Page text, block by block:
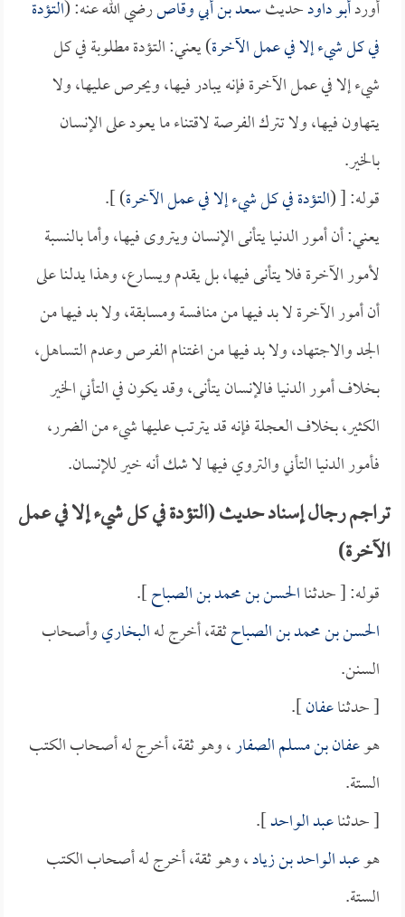
أوردأبو داودحديثسعد بن أبي وقاصرضي الله عنه: (التؤدة
في كل شيء إلا في عمل الآخرة) يعني: التؤدة مطلوبة في كل
شيء إلا في عمل الآخرة فإنه يبادر فيها، ويحرص عليها، ولا
يتهاون فيها، ولا تترك الفرصة لاقتناء ما يعود على الإنسان
بالخير.
قوله: [ (التؤدة في كل شيء إلا في عمل الآخرة) ].
يعني: أن أمور الدنيا يتأنى الإنسان ويتروى فيها، وأما بالنسبة
لأمور الآخرة فلا يتأنى فيها، بل يقدم ويسارع، وهذا يدلنا على
أن أمور الآخرة لا بد فيها من منافسة ومسابقة، ولا بد فيها من
الجد والاجتهاد، ولا بد فيها من اغتنام الفرص وعدم التساهل،
بخلاف أمور الدنيا فالإنسان يتأنى، وقد يكون في التأني الخير
الكثير، بخلاف العجلة فإنه قد يترتب عليها شيء من الضرر،
فأمور الدنيا التأني والتروي فيها لا شك أنه خير للإنسان.
تراجم رجال إسناد حديث (التؤدة في كل شيء إلا في عمل
الآخرة)
قوله: [ حدثناالحسن بن محمد بن الصباح].
الحسن بن محمد بن الصباحثقة، أخرج لهالبخاريوأصحاب
السنن.
[ حدثناعفان].
هوعفان بن مسلم الصفار، وهو ثقة، أخرج له أصحاب الكتب
الستة.
[ حدثناعبد الواحد].
هوعبد الواحد بن زياد، وهو ثقة، أخرج له أصحاب الكتب
الستة.